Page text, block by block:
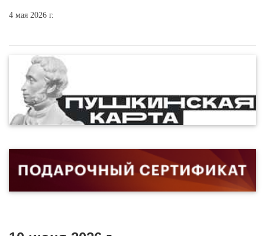
4 мая 2026 г.